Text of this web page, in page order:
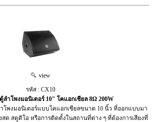
view
รหัส : CX10
ลำโพงมอนิเตอร์ 10" โคแอกเชียล 8Ω 200W
ำโพงมอนิเตอร์แบบโคแอกเชียลขนาด 10 นิ้ว ที่ออกแบบมา
สด สตูดิโอ หรือการติดตั้งในสถานที่ต่าง ๆ ที่ต้องการเสียงที่